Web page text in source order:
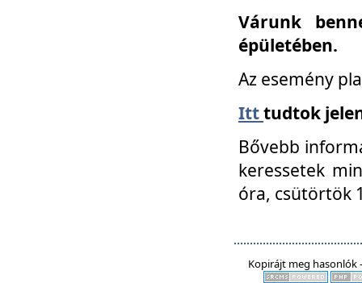
Várunk
épületében.
Az esemény
Itttudtok
Bővebb
keressetek
óra, csütörtök
Kopirájt meg hasonlók